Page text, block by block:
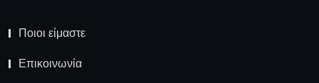
Ποιοι είμαστε
Επικοινωνία